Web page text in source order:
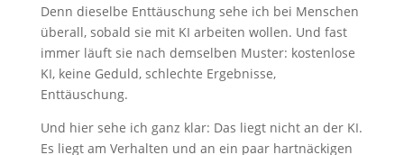
Denn dieselbe Enttäuschung sehe ich bei Menschen
überall, sobald sie mit KI arbeiten wollen. Und fast
immer läuft sie nach demselben Muster: kostenlose
KI, keine Geduld, schlechte Ergebnisse,
Enttäuschung.
Und hier sehe ich ganz klar: Das liegt nicht an der KI.
Es liegt am Verhalten und an ein paar hartnäckigen